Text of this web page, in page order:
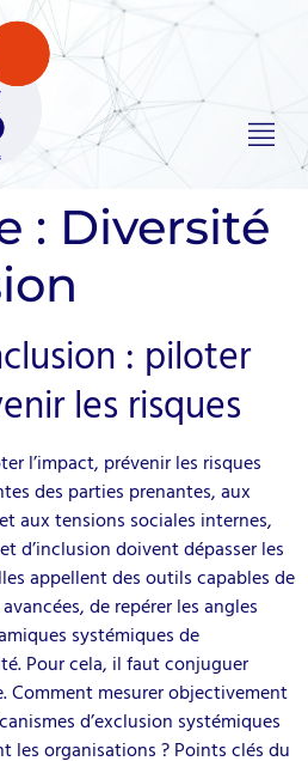
: Diversité
: piloter
les risques
l’impact, prévenir les risques
des parties prenantes, aux
aux tensions sociales internes,
d’inclusion doivent dépasser les
appellent des outils capables de
de repérer les angles
systémiques de
Pour cela, il faut conjuguer
Comment mesurer objectivement
d’exclusion systémiques
les organisations ? Points clés du